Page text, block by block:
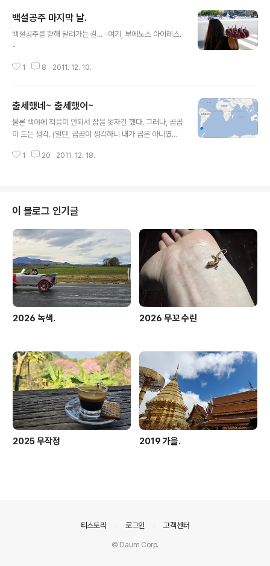
백설공주 마지막 날.
백설공주를 향해 달려가는 길... -여기, 부에노스 아이레스.
-
1 8 2011. 12. 10.
출세했네~ 출세했어~
물론 백야에 적응이 안되서 잠을 못자긴 했다. 그러나, 곰곰
이 드는 생각. (일단, 곰곰이 생각하니 내가 곰은 아니였고,)
1 20 2011. 12. 18.
이 블로그 인기글
2026 녹색. 2026 무꼬 수린
2025 무작정 2019 가을.
티스토리 로그인 고객센터
© Daum Corp.